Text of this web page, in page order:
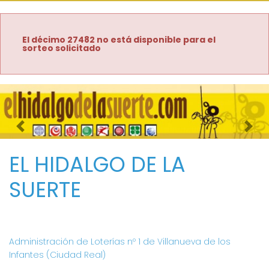
El décimo 27482 no está disponible para el
sorteo solicitado
Imagen anterior
EL HIDALGO DE LA
SUERTE
Administración de Loterías nº 1 de Villanueva de los
Infantes (Ciudad Real)